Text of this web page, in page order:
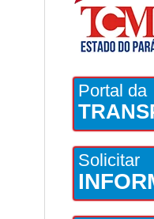
Portal da
Solicitar